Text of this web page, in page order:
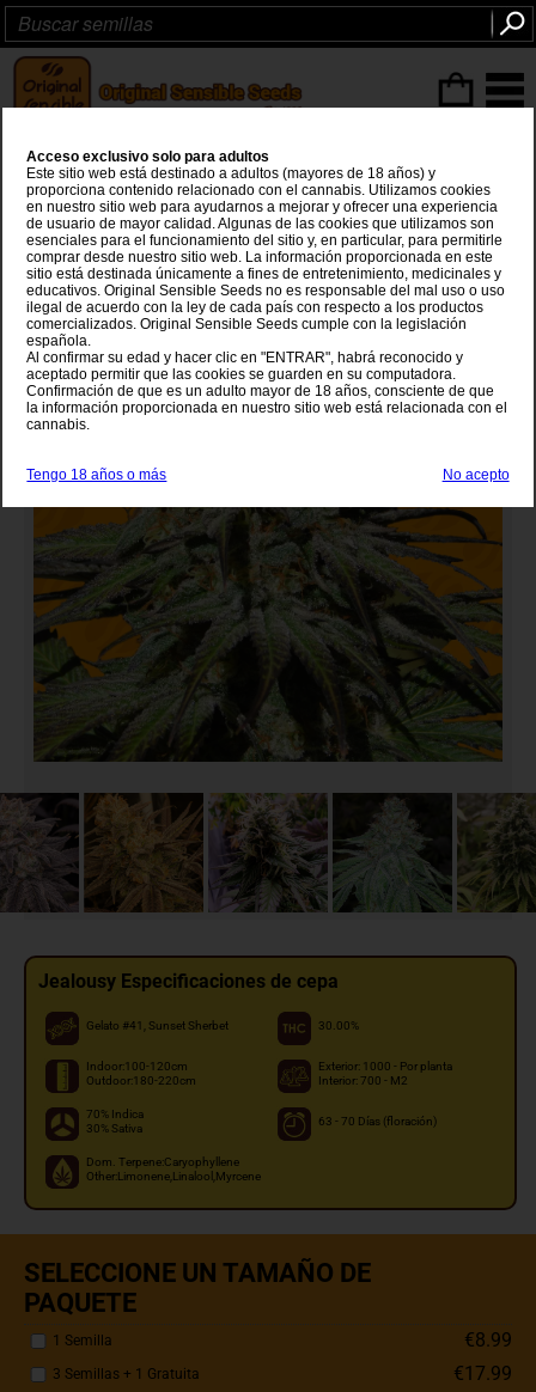
Jealousy
Gelato #41xSunset Sherbet
Jealousy Especificaciones de cepa
Gelato #41, Sunset Sherbet 30.00%
Indoor:100-120cm
Outdoor:180-220cm
Exterior: 1000 - Por planta
Interior: 700 - M2
70% Indica
30% Sativa
63 - 70 Días (floración)
Dom. Terpene:Caryophyllene
Other:Limonene,Linalool,Myrcene
SELECCIONE UN TAMAÑO DE
PAQUETE
1 Semilla €8.99
3 Semillas + 1 Gratuita
€17.99
Acceso exclusivo solo para adultos
Este sitio web está destinado a adultos (mayores de 18 años) y
proporciona contenido relacionado con el cannabis. Utilizamos cookies
en nuestro sitio web para ayudarnos a mejorar y ofrecer una experiencia
de usuario de mayor calidad. Algunas de las cookies que utilizamos son
esenciales para el funcionamiento del sitio y, en particular, para permitirle
comprar desde nuestro sitio web. La información proporcionada en este
sitio está destinada únicamente a fines de entretenimiento, medicinales y
educativos. Original Sensible Seeds no es responsable del mal uso o uso
ilegal de acuerdo con la ley de cada país con respecto a los productos
comercializados. Original Sensible Seeds cumple con la legislación
española.
Al confirmar su edad y hacer clic en "ENTRAR", habrá reconocido y
aceptado permitir que las cookies se guarden en su computadora.
Confirmación de que es un adulto mayor de 18 años, consciente de que
la información proporcionada en nuestro sitio web está relacionada con el
cannabis.
Tengo 18 años o más No acepto